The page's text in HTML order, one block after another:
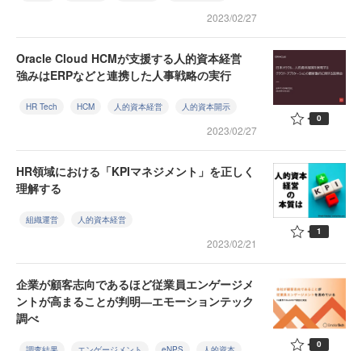
2023/02/27
Oracle Cloud HCMが支援する人的資本経営
強みはERPなどと連携した人事戦略の実行
HR Tech HCM 人的資本経営 人的資本開示
2023/02/27
0
HR領域における「KPIマネジメント」を正しく
理解する
組織運営 人的資本経営
2023/02/21
1
企業が顧客志向であるほど従業員エンゲージメ
ントが高まることが判明―エモーションテック
調べ
0